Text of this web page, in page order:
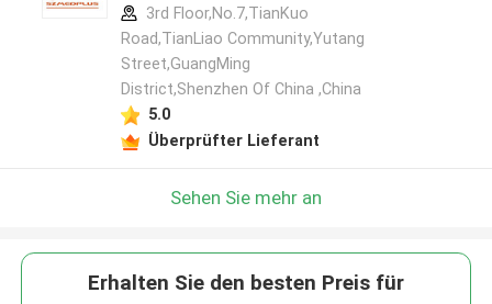
3rd Floor,No.7,TianKuo
Road,TianLiao Community,Yutang
Street,GuangMing
District,Shenzhen Of China ,China
5.0
Überprüfter Lieferant
Sehen Sie mehr an
Erhalten Sie den besten Preis für